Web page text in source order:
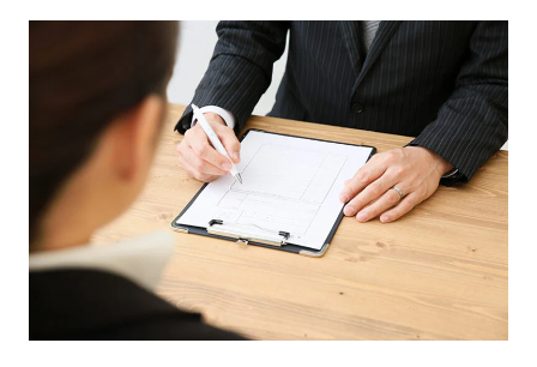
#インボイス
#インボイス制度
#電子帳簿保存法
#集客
#資金調達
#DX
#採用
#資金調
#採用
#人材育
#店舗経